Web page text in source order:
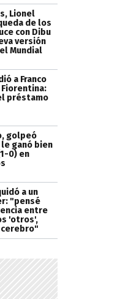
Lionel
de los
con Dibu
versión
Mundial
a Franco
préstamo
golpeó
le ganó bien
0) en
a un
"pensé
entre
'otros',